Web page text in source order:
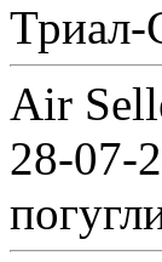
Триал-
Air
28-07-